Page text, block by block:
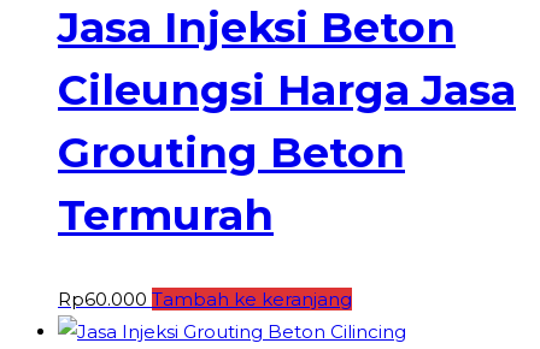
Jasa Injeksi Beton
Cileungsi Harga Jasa
Grouting Beton
Termurah
Rp60.000 Tambah ke keranjang